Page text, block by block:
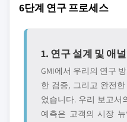
6단계 연구 프로세스
1. 연구 설계 및 애
GMI에서 우리의 연구
한 검증, 그리고 완전
었습니다. 우리 보고서
예측은 고객의 시장